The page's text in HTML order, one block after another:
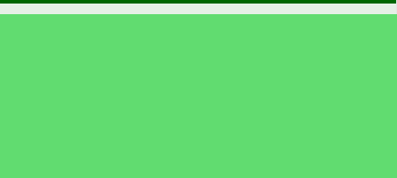
23:00